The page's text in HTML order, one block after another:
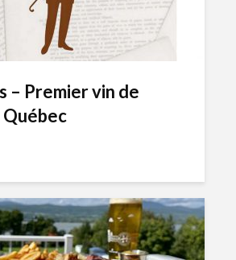
– Premier vin de
Québec